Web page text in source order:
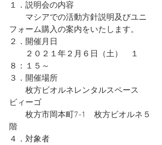
１．説明会の内容
マシアでの活動方針説明及びユニ
フォーム購入の案内をいたします。
２．開催月日
２０２１年２月６日（土）　１
８：１５～
３．開催場所
枚方ビオルネレンタルスペース
ビィーゴ
枚方市岡本町7-1　枚方ビオルネ５
階
４．対象者